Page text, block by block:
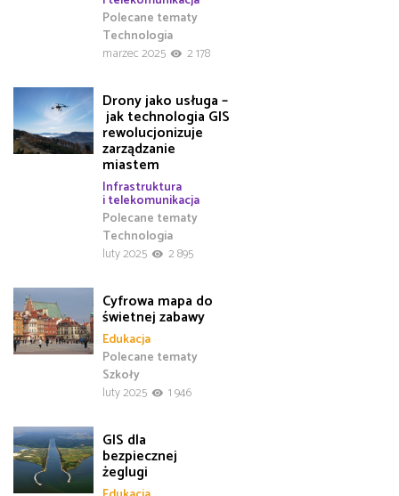
Polecane tematy
Technologia
marzec 2025
2 178
Drony jako usługa –
jak technologia GIS
rewolucjonizuje
zarządzanie
miastem
Infrastruktura
i telekomunikacja
Polecane tematy
Technologia
luty 2025
2 895
Cyfrowa mapa do
świetnej zabawy
Edukacja
Polecane tematy
Szkoły
luty 2025
1 946
GIS dla
bezpiecznej
żeglugi